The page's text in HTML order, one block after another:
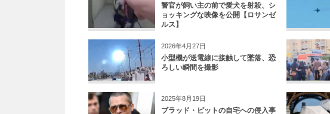
警官が飼い主の前で愛犬を射殺、シ
ョッキングな映像を公開【ロサンゼ
ルス】
2026年4月27日
小型機が送電線に接触して墜落、恐
ろしい瞬間を撮影
2025年8月19日
ブラッド・ピットの自宅への侵入事